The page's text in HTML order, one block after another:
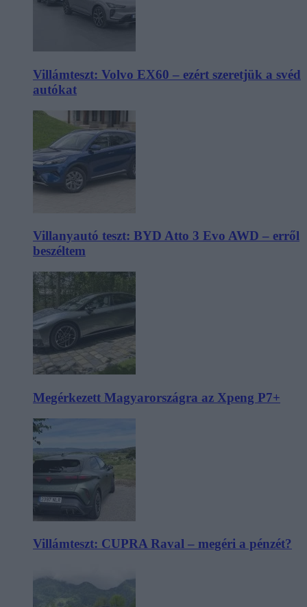
Villámteszt: Volvo EX60 – ezért szeretjük a svéd
autókat
Villanyautó teszt: BYD Atto 3 Evo AWD – erről
beszéltem
Megérkezett Magyarországra az Xpeng P7+
Villámteszt: CUPRA Raval – megéri a pénzét?